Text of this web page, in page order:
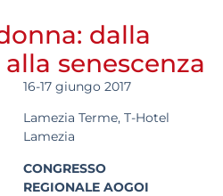
dalla
senescenza
16-17 giungo 2017
Lamezia Terme, T-Hotel
Lamezia
CONGRESSO
REGIONALE AOGOI